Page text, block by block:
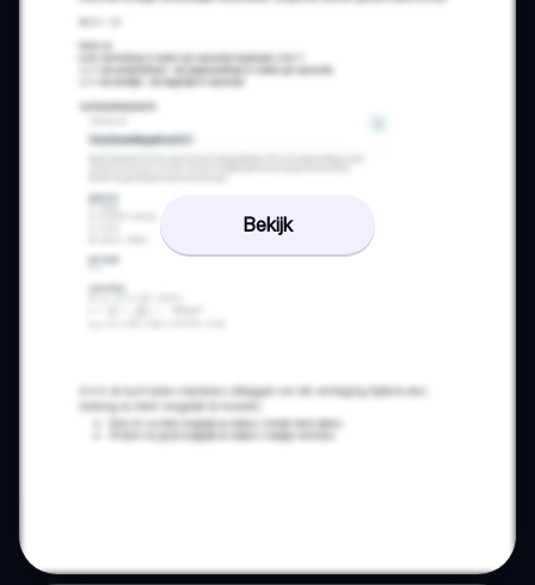
Bekijk